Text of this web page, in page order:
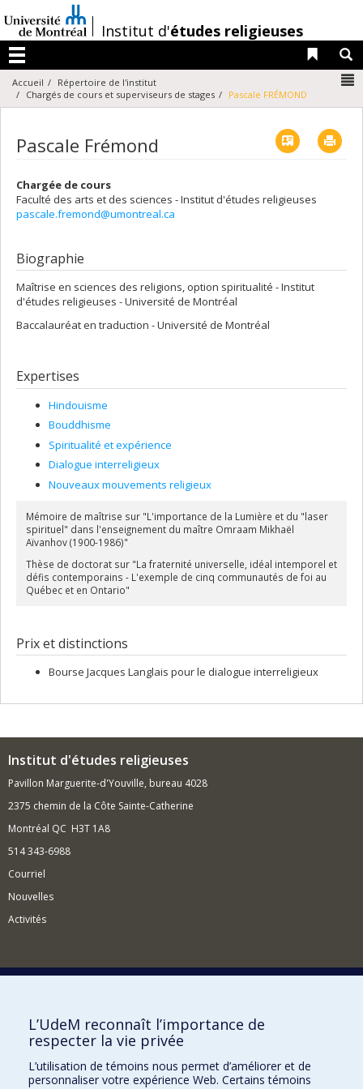
au
contenu
/Institut d'études religieuses
Menu
Liens
Accueil
Répertoire de l'institut
Chargés de cours et superviseurs de stages
Pascale FRÉMOND
Pascale Frémond Vcard
Chargée de cours
Faculté des arts et des sciences - Institut d'études religieuses
pascale.fremond@umontreal.ca
Biographie
Maîtrise en sciences des religions, option spiritualité - Institut
d'études religieuses - Université de Montréal
Baccalauréat en traduction - Université de Montréal
Expertises
Hindouisme
Bouddhisme
Spiritualité et expérience
Dialogue interreligieux
Nouveaux mouvements religieux
Mémoire de maîtrise sur "L'importance de la Lumière et du "laser
spirituel" dans l'enseignement du maître Omraam Mikhaël
Aïvanhov (1900-1986)"
Thèse de doctorat sur "La fraternité universelle, idéal intemporel et
défis contemporains - L'exemple de cinq communautés de foi au
Québec et en Ontario"
Prix et distinctions
Bourse Jacques Langlais pour le dialogue interreligieux
Institut d'études religieuses
Pavillon Marguerite-d'Youville, bureau 4028
2375 chemin de la Côte Sainte-Catherine
Montréal QC H3T 1A8
514 343-6988
Courriel
Nouvelles
Activités
Comment soutenir l'Institut?
BESOIN D'AIDE?
Plan du site
L’UdeM reconnaît l’importance de
respecter la vie privée
L’utilisation de témoins nous permet d’améliorer et de
personnaliser votre expérience Web. Certains témoins